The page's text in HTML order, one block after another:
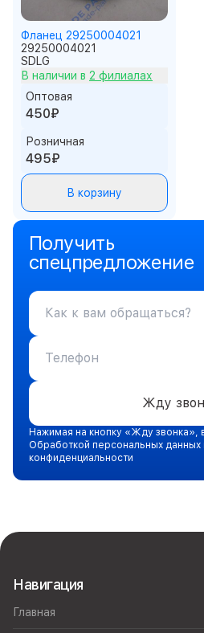
Фланец 29250004021
29250004021
SDLG
В наличии в 2 филиалах
Оптовая
450₽
Розничная
495₽
В корзину
Получить
спецпредложение
Жду
Нажимая на кнопку «Жду звонка»,
Обработкой персональных данных
конфиденциальности
Навигация
Главная